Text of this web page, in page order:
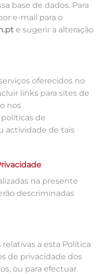
base de dados. Para
e-mail para o
e sugerir a alteração
oferecidos no
links para sites de
nos
de
actividade de tais
na presente
descriminadas
a esta Política
de privacidade dos
ou para efectuar